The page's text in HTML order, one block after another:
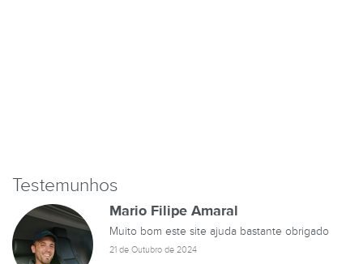
Testemunhos
Mario Filipe Amaral
Muito bom este site ajuda bastante obrigado
21 de Outubro de 2024